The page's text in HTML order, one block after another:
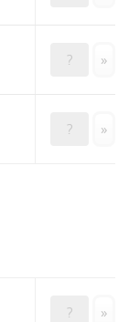
?
? »
? »
? »